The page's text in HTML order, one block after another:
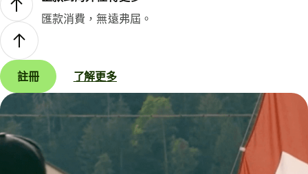
匯款消費，無遠弗屆。
註冊 了解更多